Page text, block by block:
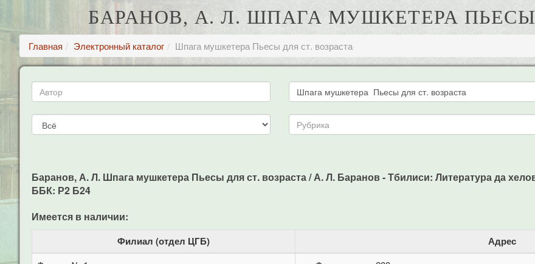
БАРАНОВ, А. Л. ШПАГА МУШКЕТЕРА ПЬЕСЫ
Главная Электронный каталог Шпага мушкетера Пьесы для ст. возраста
Баранов, А. Л. Шпага мушкетера Пьесы для ст. возраста / А. Л. Баранов - Тбилиси: Литература да
ББК: Р2 Б24
Имеется в наличии:
Филиал (отдел ЦГБ) Адрес